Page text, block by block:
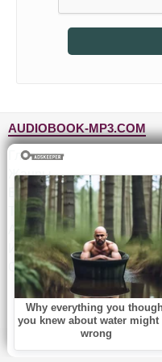
AUDIOBOOK-MP3.COM
Главная
Жанры
Блог
Топ-100
Авторы
Исполнители
Обратная связь